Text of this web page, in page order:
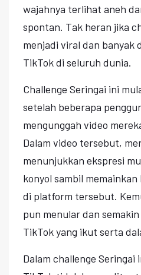
wajahnya terlihat aneh
spontan. Tak heran jika
menjadi viral dan banyak
TikTok di seluruh dunia.
Challenge Seringai ini
setelah beberapa
mengunggah video
Dalam video tersebut,
menunjukkan ekspresi
konyol sambil
di platform tersebut.
pun menular dan
TikTok yang ikut serta
Dalam challenge Seringai